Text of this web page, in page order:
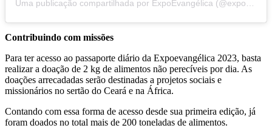
Contribuindo com missões
Para ter acesso ao passaporte diário da Expoevangélica 2023, basta
realizar a doação de 2 kg de alimentos não perecíveis por dia. As
doações arrecadadas serão destinadas a projetos sociais e
missionários no sertão do Ceará e na África.
Contando com essa forma de acesso desde sua primeira edição, já
foram doados no total mais de 200 toneladas de alimentos.